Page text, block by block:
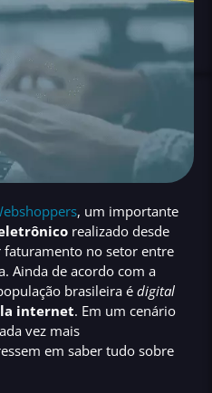
, um importante
realizado desde
no setor entre
Ainda de acordo com a
brasileira é digital
internet. Em um cenário
vez mais
em saber tudo sobre